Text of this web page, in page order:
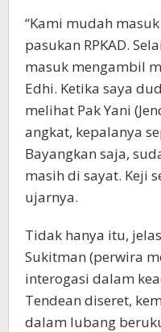
“Kami mudah
pasukan RPKAD.
masuk mengambil
Edhi. Ketika saya
melihat Pak Yani
angkat, kepalanya
Bayangkan saja,
masih di sayat. Keji
ujarnya.
Tidak hanya itu,
Sukitman (perwira
interogasi dalam
Tendean diseret,
dalam lubang